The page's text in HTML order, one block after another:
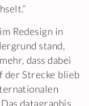
Redesign in
stand,
dass dabei
der Strecke blieb
datagraphis